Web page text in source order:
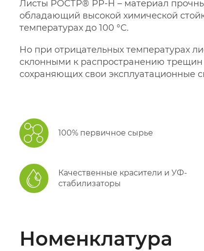
Листы РОСТР® PP-H – материал
обладающий высокой химической
температурах до 100 °C.
Но при отрицательных температурах
склонными к распространению
сохраняющих свои эксплуатационные
100% первичное сырье
Качественные красители и УФ-
стабилизаторы
Номенклатура